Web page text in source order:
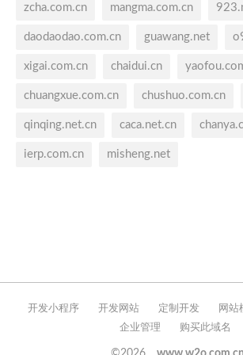
zcha.com.cn mangma.com.cn
daodaodao.com.cn guawang.net
xigai.com.cn chaidui.cn
chuangxue.com.cn chushuo.com.cn
qinqing.net.cn caca.net.cn
ierp.com.cn misheng.net
开发小程序 开发网站 定制开发 网站
企业管理
购买此域名